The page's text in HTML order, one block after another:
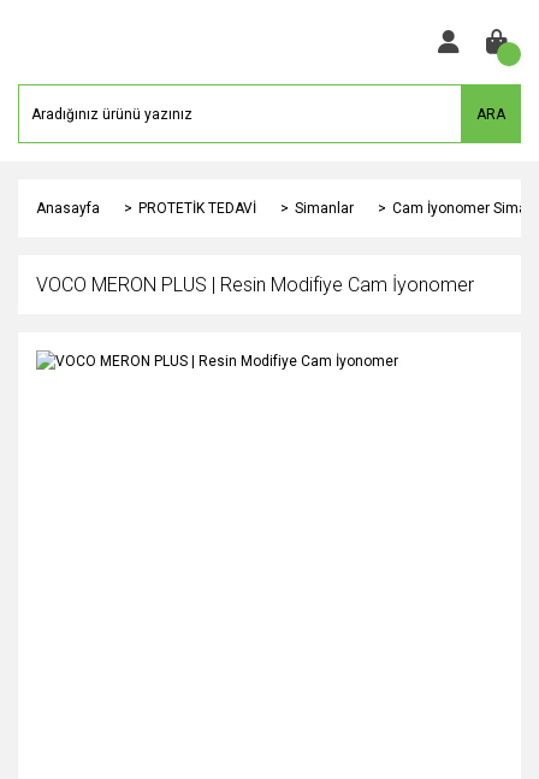
ARA
Anasayfa PROTETİK TEDAVİ Simanlar Cam İyonomer Siman
VOCO MERON PLUS | Resin Modifiye Cam İyonomer